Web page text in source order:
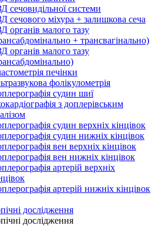
сечовидільної системи
сечового міхура + залишкова сеча
органів малого тазу
+ трансвагінально)
органів малого тазу
печінки
фолікулометрія
судин шиї
з доплерівським
судин верхніх кінцівок
судин нижніх кінцівок
вен верхніх кінцівок
вен нижніх кінцівок
артерій верхніх
артерій нижніх кінцівок
дослідження
дослідження